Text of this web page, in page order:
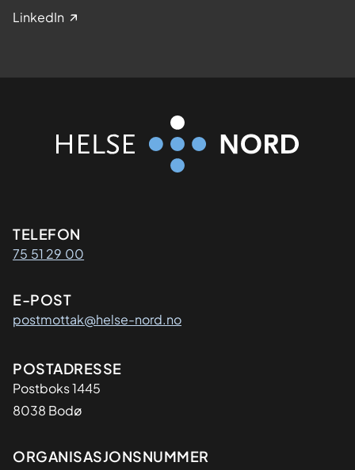
LinkedIn
Kontaktinformasjon
TELEFON
75 51 29 00
E-POST
postmottak@helse-nord.no
Adresse
POSTADRESSE
Postboks 1445
8038 Bodø
Organisasjon
ORGANISASJONSNUMMER